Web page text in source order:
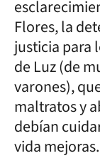
Flores, la
justicia para
de Luz (de
varones),
maltratos y
debían
vida mejoras.